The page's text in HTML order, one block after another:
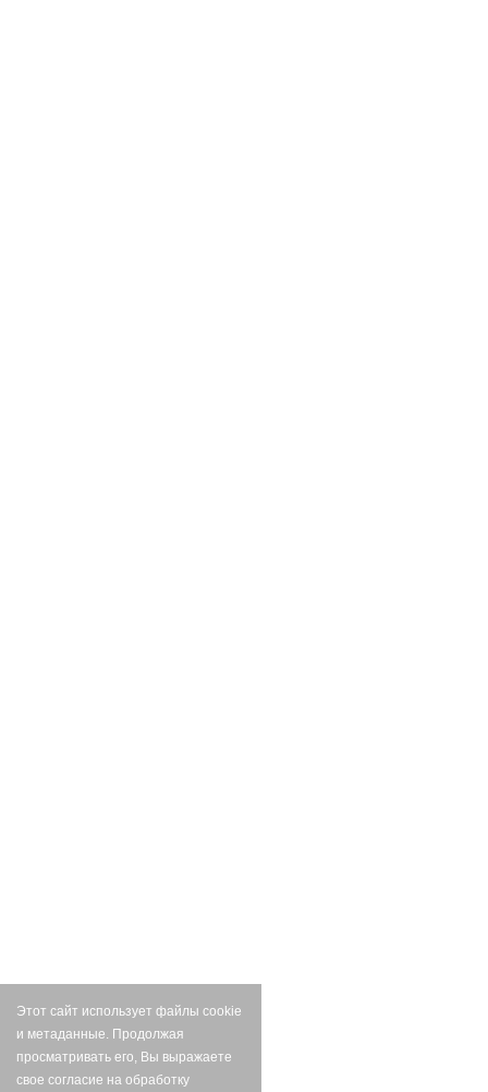
Этот сайт использует файлы cookie
и метаданные. Продолжая
просматривать его, Вы выражаете
свое согласие на обработку